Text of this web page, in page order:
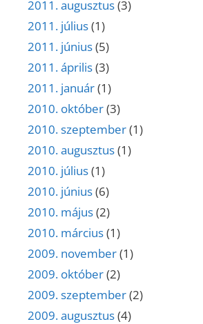
2011. augusztus(3)
2011. július(1)
2011. június(5)
2011. április(3)
2011. január(1)
2010. október(3)
2010. szeptember(1)
2010. augusztus(1)
2010. július(1)
2010. június(6)
2010. május(2)
2010. március(1)
2009. november(1)
2009. október(2)
2009. szeptember(2)
2009. augusztus(4)